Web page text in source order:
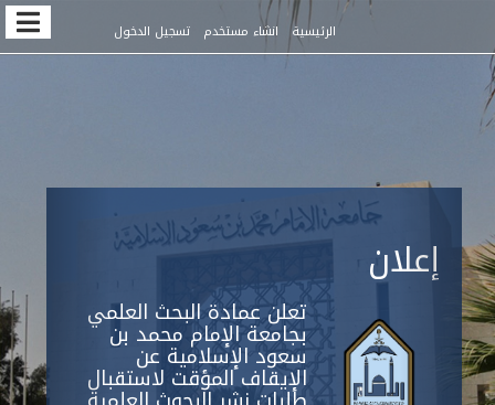
Quick
jump
to
page
content
Navigation
Main
الرئيسية انشاء مستخدم تسجيل الدخول
إعلان
تعلن عمادة البحث العلمي
بجامعة الإمام محمد بن
سعود الإسلامية عن
الإيقاف المؤقت لاستقبال
Next